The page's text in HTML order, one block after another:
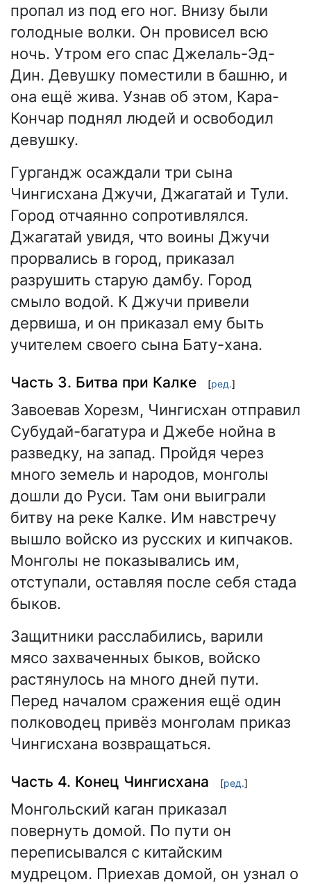
пропал из под его ног. Внизу были
голодные волки. Он провисел всю
ночь. Утром его спас Джелаль-Эд-
Дин. Девушку поместили в башню, и
она ещё жива. Узнав об этом, Кара-
Кончар поднял людей и освободил
девушку.
Гургандж осаждали три сына
Чингисхана Джучи, Джагатай и Тули.
Город отчаянно сопротивлялся.
Джагатай увидя, что воины Джучи
прорвались в город, приказал
разрушить старую дамбу. Город
смыло водой. К Джучи привели
дервиша, и он приказал ему быть
учителем своего сына Бату-хана.
Часть 3. Битва при Калке [ред.]
Завоевав Хорезм, Чингисхан отправил
Субудай-багатура и Джебе нойна в
разведку, на запад. Пройдя через
много земель и народов, монголы
дошли до Руси. Там они выиграли
битву на реке Калке. Им навстречу
вышло войско из русских и кипчаков.
Монголы не показывались им,
отступали, оставляя после себя стада
быков.
Защитники расслабились, варили
мясо захваченных быков, войско
растянулось на много дней пути.
Перед началом сражения ещё один
полководец привёз монголам приказ
Чингисхана возвращаться.
Часть 4. Конец Чингисхана [ред.]
Монгольский каган приказал
повернуть домой. По пути он
переписывался с китайским
мудрецом. Приехав домой, он узнал о